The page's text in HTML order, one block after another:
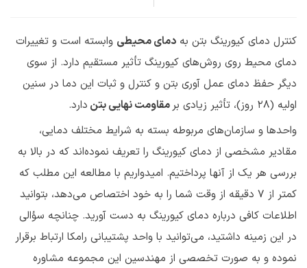
کنترل دمای کیورینگ بتن به دمای محیطی وابسته است و تغییرات
دمای محیط روی روش‌های کیورینگ تأثیر مستقیم دارد. از سوی
دیگر حفظ دمای عمل آوری بتن و کنترل و ثبات این دما در سنین
اولیه (28 روز)، تأثیر زیادی بر
مقاومت نهایی بتن دارد.
واحدها و سازمان‌های مربوطه بسته به شرایط مختلف دمایی،
مقادیر مشخصی از دمای کیورینگ را تعریف نموده‌اند که در بالا به
بررسی هر یک از آنها پرداختیم. امیدواریم با مطالعه این مطلب که
کمتر از 7 دقیقه از وقت شما را به خود اختصاص می‌دهد، بتوانید
اطلاعات کافی درباره دمای کیورینگ به دست آورید. چنانچه سؤالی
در این زمینه داشتید، می‌توانید با واحد پشتیبانی رامکا ارتباط برقرار
نموده و به صورت تخصصی از مهندسین این مجموعه مشاوره